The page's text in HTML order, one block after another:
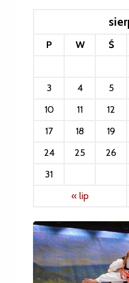
P W Ś
3
4 5
10
11 12
17
18 19
24
25 26
31
« lip